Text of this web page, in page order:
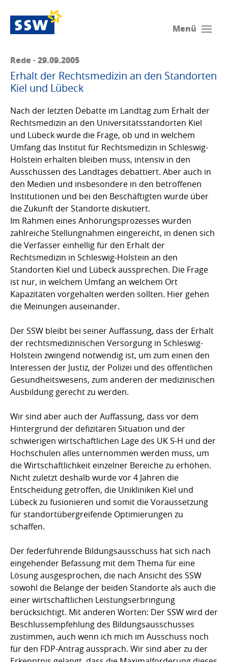
Menü
Rede · 29.09.2005
Erhalt der Rechtsmedizin an den Standorten
Kiel und Lübeck
Nach der letzten Debatte im Landtag zum Erhalt der
Rechtsmedizin an den Universitätsstandorten Kiel
und Lübeck wurde die Frage, ob und in welchem
Umfang das Institut für Rechtsmedizin in Schleswig-
Holstein erhalten bleiben muss, intensiv in den
Ausschüssen des Landtages debattiert. Aber auch in
den Medien und insbesondere in den betroffenen
Institutionen und bei den Beschäftigten wurde über
die Zukunft der Standorte diskutiert.
Im Rahmen eines Anhörungsprozesses wurden
zahlreiche Stellungnahmen eingereicht, in denen sich
die Verfasser einhellig für den Erhalt der
Rechtsmedizin in Schleswig-Holstein an den
Standorten Kiel und Lübeck aussprechen. Die Frage
ist nur, in welchem Umfang an welchem Ort
Kapazitäten vorgehalten werden sollten. Hier gehen
die Meinungen auseinander.
Der SSW bleibt bei seiner Auffassung, dass der Erhalt
der rechtsmedizinischen Versorgung in Schleswig-
Holstein zwingend notwendig ist, um zum einen den
Interessen der Justiz, der Polizei und des öffentlichen
Gesundheitswesens, zum anderen der medizinischen
Ausbildung gerecht zu werden.
Wir sind aber auch der Auffassung, dass vor dem
Hintergrund der defizitären Situation und der
schwierigen wirtschaftlichen Lage des UK S-H und der
Hochschulen alles unternommen werden muss, um
die Wirtschaftlichkeit einzelner Bereiche zu erhöhen.
Nicht zuletzt deshalb wurde vor 4 Jahren die
Entscheidung getroffen, die Unikliniken Kiel und
Lübeck zu fusionieren und somit die Voraussetzung
für standortübergreifende Optimierungen zu
schaffen.
Der federführende Bildungsausschuss hat sich nach
eingehender Befassung mit dem Thema für eine
Lösung ausgesprochen, die nach Ansicht des SSW
sowohl die Belange der beiden Standorte als auch die
einer wirtschaftlichen Leistungserbringung
berücksichtigt. Mit anderen Worten: Der SSW wird der
Beschlussempfehlung des Bildungsausschusses
zustimmen, auch wenn ich mich im Ausschuss noch
für den FDP-Antrag aussprach. Wir sind aber zu der